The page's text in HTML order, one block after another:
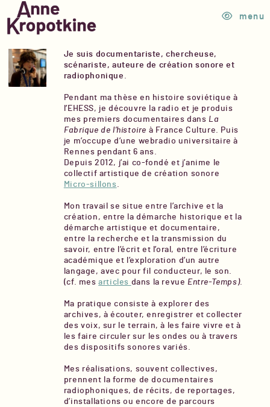
to
content
menu
Je suis documentariste, chercheuse,
scénariste, auteure de création sonore et
radiophonique .
Pendant ma thèse en histoire soviétique à
l’EHESS, je découvre la radio et je produis
mes premiers documentaires dans La
Fabrique de l’histoire à France Culture. Puis
je m’occupe d’une webradio universitaire à
Rennes pendant 6 ans.
Depuis 2012, j’ai co-fondé et j’anime le
collectif artistique de création sonore
Micro-sillons .
Mon travail se situe entre l’archive et la
création, entre la démarche historique et la
démarche artistique et documentaire,
entre la recherche et la transmission du
savoir, entre l’écrit et l’oral, entre l’écriture
académique et l’exploration d’un autre
langage, avec pour fil conducteur, le son.
(cf. mesarticles dans la revue Entre-Temps).
Ma pratique consiste à explorer des
archives, à écouter, enregistrer et collecter
des voix, sur le terrain, à les faire vivre et à
les faire circuler sur les ondes ou à travers
des dispositifs sonores variés.
Mes réalisations, souvent collectives,
prennent la forme de documentaires
radiophoniques, de récits, de reportages,
d’installations ou encore de parcours